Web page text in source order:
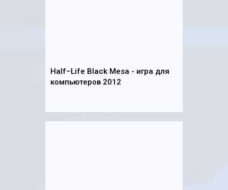
Half–Life Black Mesa - игра для
компьютеров 2012